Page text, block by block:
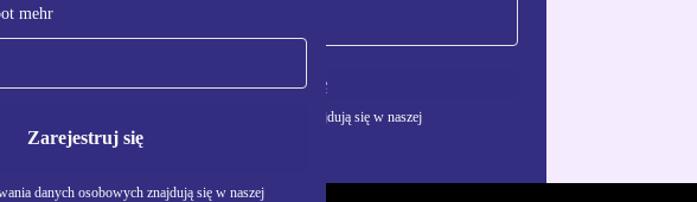
mehr
Zarejestruj się
danych osobowych znajdują się w naszej
Zarejestruj się
Informacje na temat używania danych osobowych znajdują się w naszej
Polityce prywatności